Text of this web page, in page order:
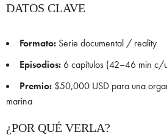
DATOS CLAVE
Formato: Serie documental / reality
Episodios:6 capítulos (42–46 min c/
Premio: $50,000 USD para una
marina
¿POR QUÉ VERLA?